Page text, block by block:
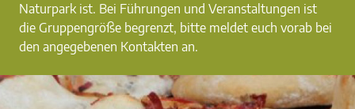
Naturpark ist. Bei Führungen und Veranstaltungen ist
die Gruppengröße begrenzt, bitte meldet euch vorab bei
den angegebenen Kontakten an.